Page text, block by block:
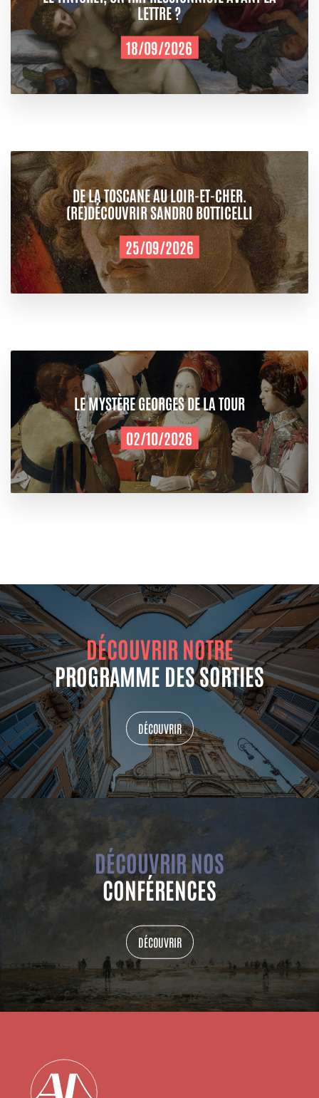
LETTRE ?
18/09/2026
DE LA TOSCANE AU LOIR-ET-CHER.
(RE)DÉCOUVRIR SANDRO BOTTICELLI
25/09/2026
LE MYSTÈRE GEORGES DE LA TOUR
02/10/2026
DÉCOUVRIR NOTRE
PROGRAMME DES SORTIES
DÉCOUVRIR
DÉCOUVRIR NOS
CONFÉRENCES
DÉCOUVRIR